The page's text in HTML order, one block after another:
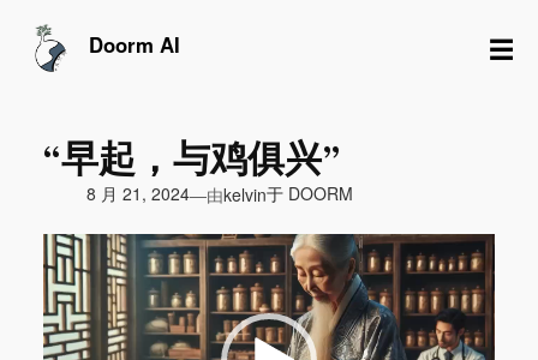
Doorm AI ☰
“早起，与鸡俱兴”
8 月 21, 2024—由kelvin于 DOORM
视
频
播
放
器